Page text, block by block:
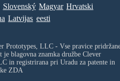
Slovenský Magyar Hrvatski
Latvijas eesti
Prototypes, LLC - Vse pravice
je blagovna znamka družbe Clever
in registrirana pri Uradu za patente in
ZDA